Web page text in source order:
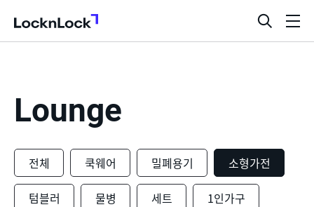
LocknLock
검
색
Lounge
전체 쿡웨어 밀폐용기 소형가전
텀블러 물병 세트 1인가구